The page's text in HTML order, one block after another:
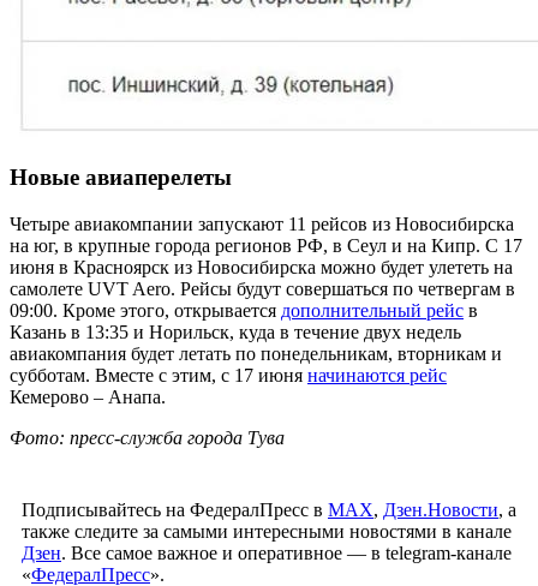
Новые авиаперелеты
Четыре авиакомпании запускают 11 рейсов из Новосибирска
на юг, в крупные города регионов РФ, в Сеул и на Кипр. С 17
июня в Красноярск из Новосибирска можно будет улететь на
самолете UVT Aero. Рейсы будут совершаться по четвергам в
09:00. Кроме этого, открывается дополнительный рейс в
Казань в 13:35 и Норильск, куда в течение двух недель
авиакомпания будет летать по понедельникам, вторникам и
субботам. Вместе с этим, с 17 июня начинаются рейс
Кемерово – Анапа.
Фото: пресс-служба города Тува
Подписывайтесь на ФедералПресс в МАХ, Дзен.Новости, а
также следите за самыми интересными новостями в канале
Дзен. Все самое важное и оперативное — в telegram-канале
«ФедералПресс».